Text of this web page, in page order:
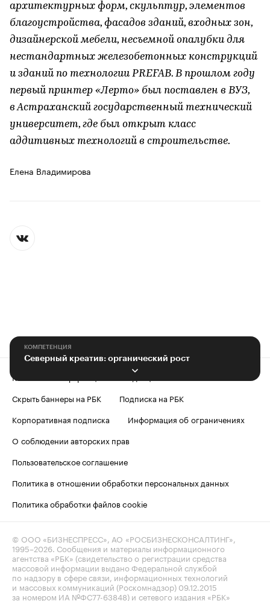
архитектурных форм, скульптур, элементов
благоустройства, фасадов зданий, входных зон,
дизайнерской мебели, несъемной опалубки для
нестандартных железобетонных конструкций
и зданий по технологии PREFAB. В прошлом году
первый принтер «Лерто» был поставлен в ВУЗ,
в Астраханский государственный технический
университет, где был открыт класс
аддитивных технологий в строительстве.
Елена Владимирова
КОМПЕТЕНЦИЯ
Северный креатив: органический рост
Контактная информация
Скрыть баннеры на РБК
Подписка на РБК
Корпоративная подписка
Информация об ограничениях
О соблюдении авторских прав
Пользовательское соглашение
Политика в отношении обработки персональных данных
Политика обработки файлов cookie
© ООО «БИЗНЕСПРЕСС», АО «РОСБИЗНЕСКОНСАЛТИНГ»,
1995–2026. Сообщения и материалы информационного
агентства «РБК» (свидетельство о регистрации средства
массовой информации выдано Федеральной службой
по надзору в сфере связи, информационных технологий
и массовых коммуникаций (Роскомнадзор) 09.12.2015
за номером ИА №ФС77-63848) и сетевого издания «РБК»